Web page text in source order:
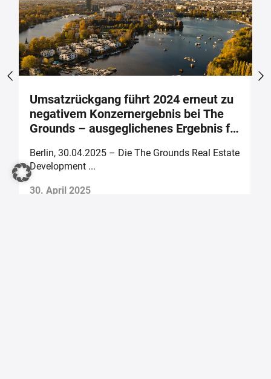
Umsatzrückgang führt 2024 erneut zu
negativem Konzernergebnis bei The
Grounds – ausgeglichenes Ergebnis für
Berlin, 30.04.2025 – Die The Grounds Real Estate
Development ...
30. April 2025